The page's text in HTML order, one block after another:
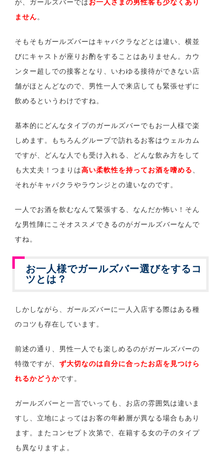
が、ガールズバーではお一人さまの男性客も少なくあり
ません。
そもそもガールズバーはキャバクラなどとは違い、横並
びにキャストが座りお酌をすることはありません。カウ
ンター超しでの接客となり、いわゆる接待ができない店
舗がほとんどなので、男性一人で来店しても緊張せずに
飲めるというわけですね。
基本的にどんなタイプのガールズバーでもお一人様で楽
しめます。もちろんグループで訪れるお客はウェルカム
ですが、どんな人でも受け入れる、どんな飲み方をして
も大丈夫！つまりは高い柔軟性を持ってお酒を嗜める
それがキャバクラやラウンジとの違いなのです。
一人でお酒を飲むなんて緊張する、なんだか怖い！そん
な男性陣にこそオススメできるのがガールズバーなんで
すね。
お一人様でガールズバー選びをするコ
ツとは？
しかしながら、ガールズバーに一人入店する際はある種
のコツも存在しています。
前述の通り、男性一人でも楽しめるのがガールズバーの
特徴ですが、 ず大切なのは自分に合ったお店を見つけら
れるかどうかです。
ガールズバーと一言でいっても、お店の雰囲気は違いま
すし、立地によってはお客の年齢層が異なる場合もあり
ます。またコンセプト次第で、在籍する女の子のタイプ
も異なりますよ。